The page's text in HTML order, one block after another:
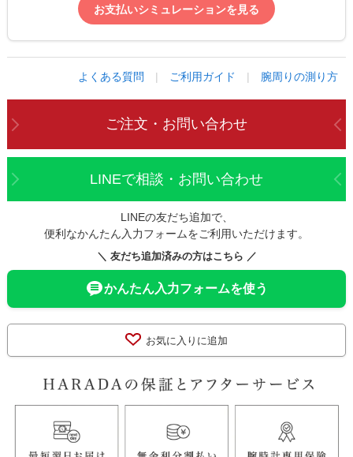
お支払いシミュレーションを見る
よくある質問 | ご利用ガイド | 腕周りの測り方
ご注文・お問い合わせ
LINEで相談・お問い合わせ
LINEの友だち追加で、
便利なかんたん入力フォームをご利用いただけます。
＼ 友だち追加済みの方はこちら ／
かんたん入力フォームを使う
お気に入りに追加